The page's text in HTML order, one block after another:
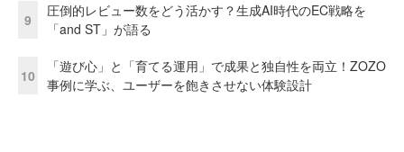
9
圧倒的レビュー数をどう活かす？生成AI時代のEC戦略を
「and ST」が語る
10
「遊び心」と「育てる運用」で成果と独自性を両立！ZOZO
事例に学ぶ、ユーザーを飽きさせない体験設計